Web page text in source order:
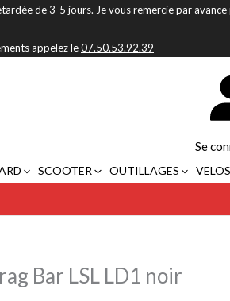
de 3-5 jours. Je vous remercie par
appelez le07.50.53.92.39
Se
SCOOTER OUTILLAGES
Bar LSL LD1 noir